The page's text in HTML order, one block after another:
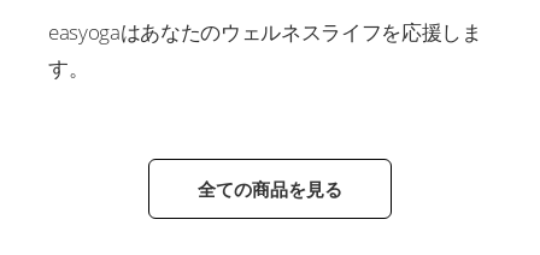
easyogaはあなたのウェルネスライフを応援しま
す。
全ての商品を見る